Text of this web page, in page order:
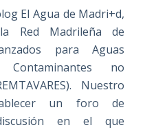
El Agua de Madri+d,
Red Madrileña de
para Aguas
Contaminantes no
Nuestro
un foro de
en el que